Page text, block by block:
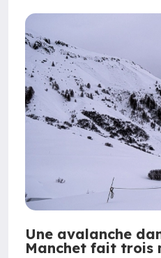
Une avalanche
Manchet fait trois